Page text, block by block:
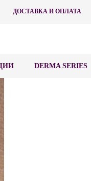
ДОСТАВКА И ОПЛАТА
DERMA SERIES